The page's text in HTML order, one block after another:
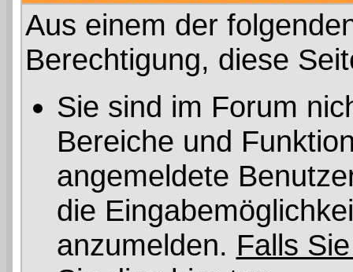
Aus einem der
Berechtigung, diese
Sie sind im Forum
Bereiche und
angemeldete
die
anzumelden. Falls